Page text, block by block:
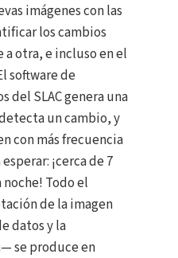
imágenes con las
los cambios
otra, e incluso en el
software de
del SLAC genera una
un cambio, y
con más frecuencia
¡cerca de 7
Todo el
de la imagen
datos y la
se produce en